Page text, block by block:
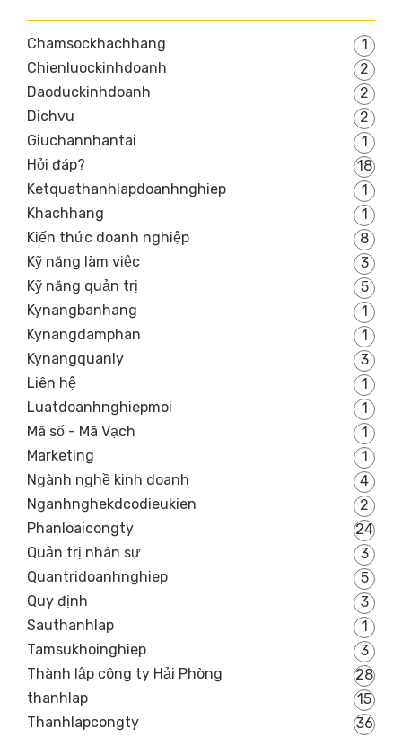
Chamsockhachhang
1
Chienluockinhdoanh
2
Daoduckinhdoanh
2
Dichvu
2
Giuchannhantai
1
Hỏi đáp?
18
Ketquathanhlapdoanhnghiep
1
Khachhang
1
Kiến thức doanh nghiệp
8
Kỹ năng làm việc
3
Kỹ năng quản trị
5
Kynangbanhang
1
Kynangdamphan
1
Kynangquanly
3
Liên hệ
1
Luatdoanhnghiepmoi
1
Mã số - Mã Vạch
1
Marketing
1
Ngành nghề kinh doanh
4
Nganhnghekdcodieukien
2
Phanloaicongty
24
Quản trị nhân sự
3
Quantridoanhnghiep
5
Quy định
3
Sauthanhlap
1
Tamsukhoinghiep
3
Thành lập công ty Hải Phòng
28
thanhlap
15
Thanhlapcongty
36